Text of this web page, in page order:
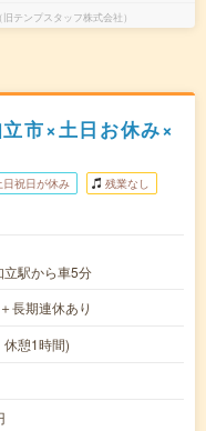
テンプスタッフ株式会社）
市×土日お休み×
日祝日が休み 残業なし
駅から車5分
長期連休あり
憩1時間)